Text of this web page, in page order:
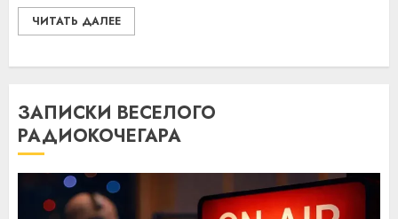
ЧИТАТЬ ДАЛЕЕ
ЗАПИСКИ ВЕСЕЛОГО
РАДИОКОЧЕГАРА